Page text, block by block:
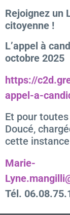
Rejoignez un
citoyenne !
L’appel à
octobre 2025
https://
appel-a-
Et pour
Doucé,
cette
Marie-
Tél.